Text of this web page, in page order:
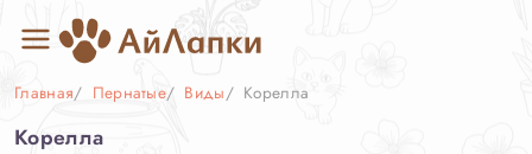
Главная Пернатые Виды Корелла
Корелла